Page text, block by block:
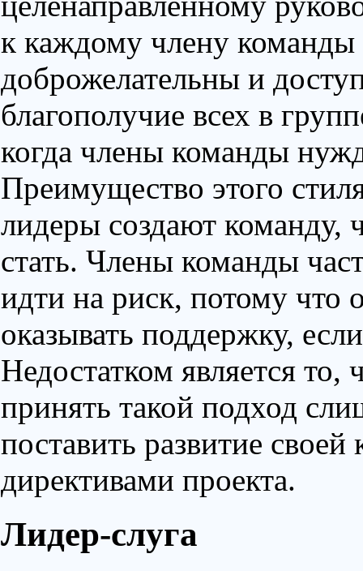
к каждому члену
доброжелательны и
благополучие всех в
когда члены команды
Преимущество этого
лидеры создают команду,
стать. Члены команды
идти на риск, потому что
оказывать поддержку,
Недостатком является
принять такой подход
поставить развитие
директивами проекта.
Лидер-слуга